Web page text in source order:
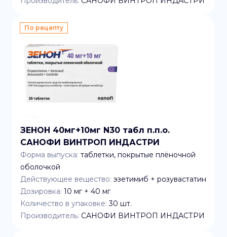
По рецепту
ЗЕНОН 40мг+10мг N30 табл п.п.о.
САНОФИ ВИНТРОП ИНДАСТРИ
Форма выпуска: таблетки, покрытые плёночной
оболочкой
Действующее вещество: эзетимиб + розувастатин
Дозировка: 10 мг + 40 мг
Количество в упаковке: 30 шт.
Производитель: САНОФИ ВИНТРОП ИНДАСТРИ